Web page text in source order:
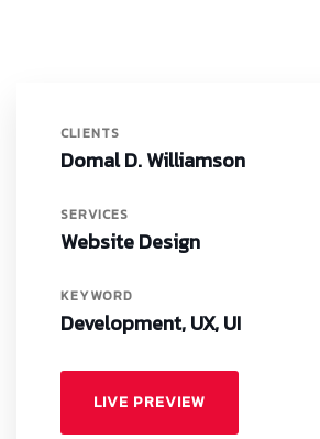
CLIENTS
Domal D. Williamson
SERVICES
Website Design
KEYWORD
Development, UX, UI
LIVE PREVIEW